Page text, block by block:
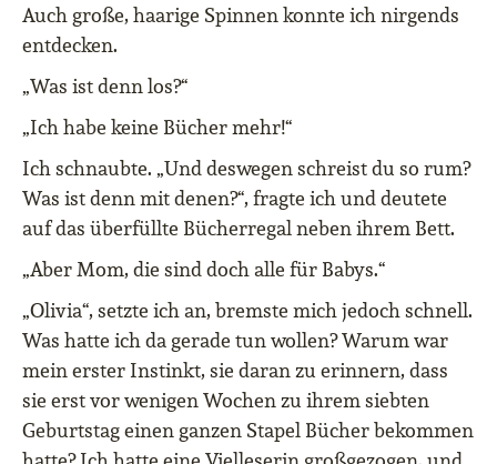
Auch große, haarige Spinnen konnte ich nirgends
entdecken.
„Was ist denn los?“
„Ich habe keine Bücher mehr!“
Ich schnaubte. „Und deswegen schreist du so rum?
Was ist denn mit denen?“, fragte ich und deutete
auf das überfüllte Bücherregal neben ihrem Bett.
„Aber Mom, die sind doch alle für Babys.“
„Olivia“, setzte ich an, bremste mich jedoch schnell.
Was hatte ich da gerade tun wollen? Warum war
mein erster Instinkt, sie daran zu erinnern, dass
sie erst vor wenigen Wochen zu ihrem siebten
Geburtstag einen ganzen Stapel Bücher bekommen